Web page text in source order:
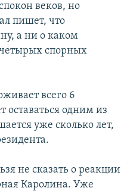
веков, но
пишет, что
а ни о каком
спорных
всего 6
одним из
уже сколько лет,
не сказать о реакции
Каролина. Уже